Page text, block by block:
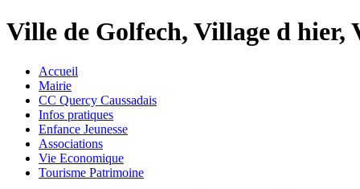
Ville de Golfech, Village d
Accueil
Mairie
CC Quercy Caussadais
Infos pratiques
Enfance Jeunesse
Associations
Vie Economique
Tourisme Patrimoine